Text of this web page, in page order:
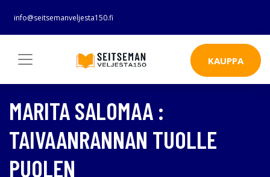
info@seitsemanveljesta150.fi
KAUPPA
MARITA SALOMAA :
TAIVAANRANNAN TUOLLE
PUOLEN